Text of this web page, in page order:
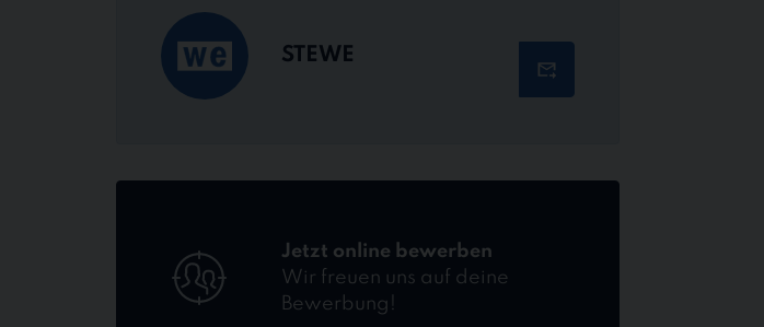
STEWE
Jetzt online bewerben
Wir freuen uns auf deine
Bewerbung!